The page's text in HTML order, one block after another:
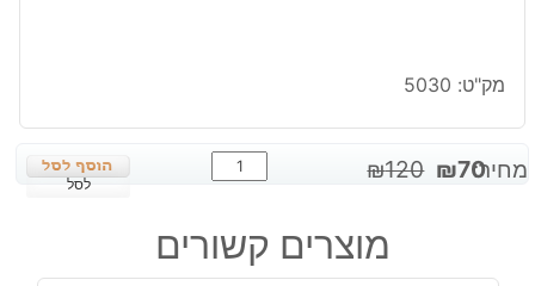
מק"ט: 5030
מחיר: ₪120המחיר
₪70
המחיר
כמות
של
גולדפילד
משובץ
לסל
מוצרים קשורים